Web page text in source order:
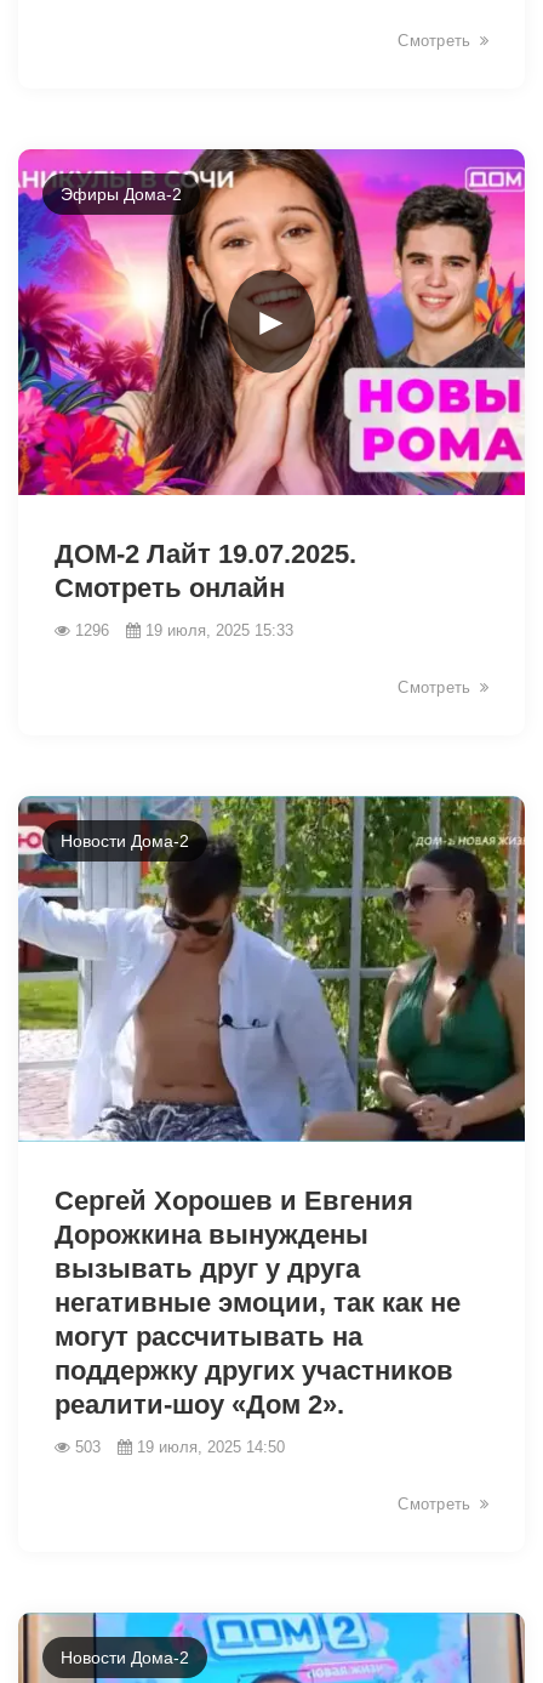
Смотреть
►
Эфиры Дома-2
ДОМ-2 Лайт 19.07.2025.
Смотреть онлайн
1296 19 июля, 2025 15:33
Смотреть
Новости Дома-2
Сергей Хорошев и Евгения
Дорожкина вынуждены
вызывать друг у друга
негативные эмоции, так как не
могут рассчитывать на
поддержку других участников
реалити-шоу «Дом 2».
503 19 июля, 2025 14:50
Смотреть
Новости Дома-2